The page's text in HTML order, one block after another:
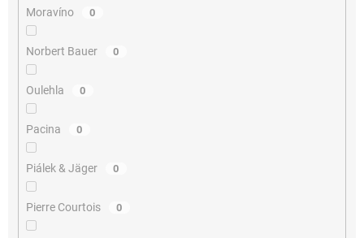
Moravíno 0
Norbert Bauer 0
Oulehla 0
Pacina 0
Piálek & Jäger 0
Pierre Courtois 0